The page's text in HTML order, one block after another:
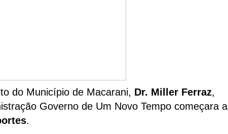
do Município de Macarani, Dr. Miller Ferraz,
Governo de Um Novo Tempo começara a
.